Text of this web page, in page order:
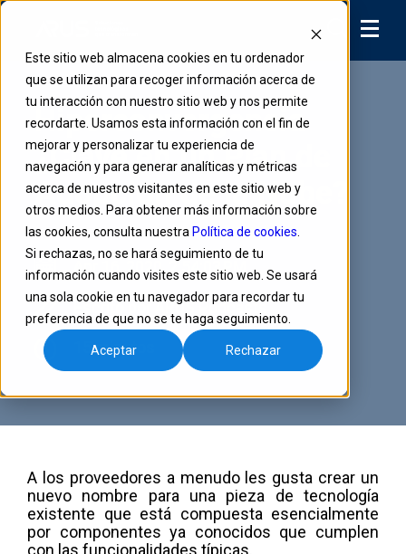
Este sitio web almacena cookies en tu ordenador
que se utilizan para recoger información acerca de
tu interacción con nuestro sitio web y nos permite
recordarte. Usamos esta información con el fin de
mejorar y personalizar tu experiencia de
navegación y para generar analíticas y métricas
acerca de nuestros visitantes en este sitio web y
otros medios. Para obtener más información sobre
las cookies, consulta nuestra Política de cookies
Si rechazas, no se hará seguimiento de tu
información cuando visites este sitio web. Se usará
una sola cookie en tu navegador para recordar tu
preferencia de que no se te haga seguimiento.
Aceptar Rechazar
Hiperconvergencia
¿Clave en un Plan de
Adopción de la Nube?
Apr 16, 2020, 2:54:03 PM
Escrito por ARUS Podcasts
15 minutos
A los proveedores a menudo les gusta crear un
nuevo nombre para una pieza de tecnología
existente que está compuesta esencialmente
por componentes ya conocidos que cumplen
con las funcionalidades típicas.